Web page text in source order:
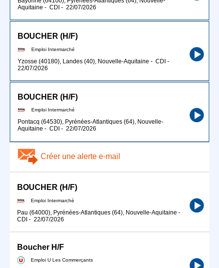
Aquitaine - CDI - 22/07/2026
BOUCHER (H/F)
Emploi Intermarché
Yzosse (40180), Landes (40), Nouvelle-Aquitaine - CDI -
22/07/2026
BOUCHER (H/F)
Emploi Intermarché
Pontacq (64530), Pyrénées-Atlantiques (64), Nouvelle-
Aquitaine - CDI - 22/07/2026
Créer une alerte e-mail
BOUCHER (H/F)
Emploi Intermarché
Pau (64000), Pyrénées-Atlantiques (64), Nouvelle-Aquitaine -
CDI - 22/07/2026
Boucher H/F
Emploi U Les Commerçants